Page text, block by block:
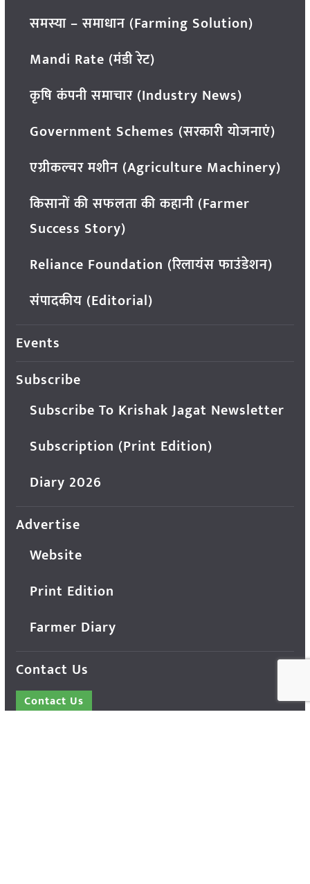
समस्या – समाधान (Farming Solution)
Mandi Rate (मंडी रेट)
कृषि कंपनी समाचार (Industry News)
Government Schemes (सरकारी योजनाएं)
एग्रीकल्चर मशीन (Agriculture Machinery)
किसानों की सफलता की कहानी (Farmer
Success Story)
Reliance Foundation (रिलायंस फाउंडेशन)
संपादकीय (Editorial)
Events
Subscribe
Subscribe To Krishak Jagat Newsletter
Subscription (Print Edition)
Diary 2026
Advertise
Website
Print Edition
Farmer Diary
Contact Us
Contact Us